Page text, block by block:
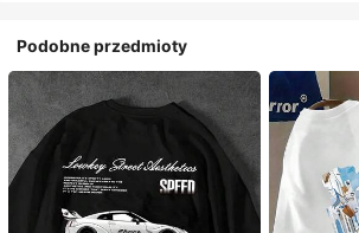
Podobne przedmioty